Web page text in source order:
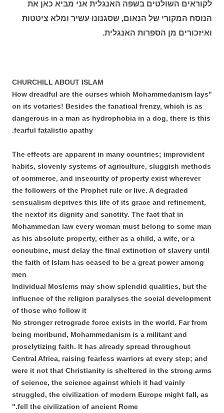
לקוראים השולטים בשפה האנגלית אני מביא כאן את
הנוסח המקורי של הנאום, שסגנונו עשיר ומלא ציטטות
ואיזכורים מן הספרות האנגלית.
CHURCHILL ABOUT ISLAM
"How dreadful are the curses which Mohammedanism lays
on its votaries! Besides the fanatical frenzy, which is as
dangerous in a man as hydrophobia in a dog, there is this
fearful fatalistic apathy.
The effects are apparent in many countries; improvident
habits, slovenly systems of agriculture, sluggish methods
of commerce, and insecurity of property exist wherever
the followers of the Prophet rule or live. A degraded
sensualism deprives this life of its grace and refinement,
the nextof its dignity and sanctity. The fact that in
Mohammedan law every woman must belong to some man
as his absolute property, either as a child, a wife, or a
concubine, must delay the final extinction of slavery until
the faith of Islam has ceased to be a great power among
men
Individual Moslems may show splendid qualities, but the
influence of the religion paralyses the social development
of those who follow it
No stronger retrograde force exists in the world. Far from
being moribund, Mohammedanism is a militant and
proselytizing faith. It has already spread throughout
Central Africa, raising fearless warriors at every step; and
were it not that Christianity is sheltered in the strong arms
of science, the science against which it had vainly
struggled, the civilization of modern Europe might fall, as
fell the civilization of ancient Rome."